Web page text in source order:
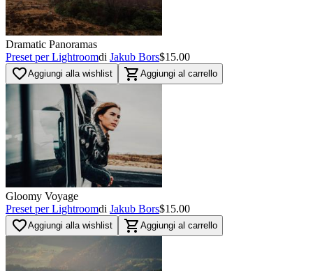
Dramatic Panoramas
Preset per Lightroomdi Jakub Bors$15.00
favorite_borderAggiungi alla wishlist shopping_cart Aggiungi al carrello
Gloomy Voyage
Preset per Lightroomdi Jakub Bors$15.00
favorite_borderAggiungi alla wishlist shopping_cart Aggiungi al carrello